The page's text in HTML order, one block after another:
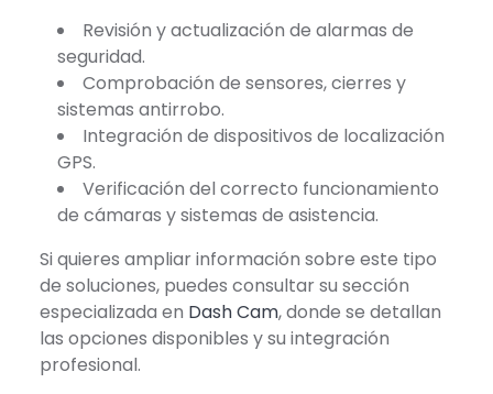
Revisión y actualización de alarmas de
seguridad.
Comprobación de sensores, cierres y
sistemas antirrobo.
Integración de dispositivos de localización
GPS.
Verificación del correcto funcionamiento
de cámaras y sistemas de asistencia.
Si quieres ampliar información sobre este tipo
de soluciones, puedes consultar su sección
especializada en Dash Cam, donde se detallan
las opciones disponibles y su integración
profesional.